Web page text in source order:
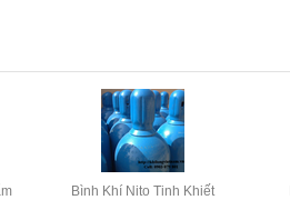
Bình Khí Nito Tinh Khiết